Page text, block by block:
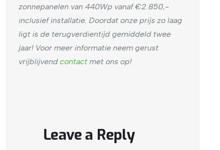
zonnepanelen van 440Wp vanaf €2.850,-
inclusief installatie. Doordat onze prijs zo laag
ligt is de terugverdientijd gemiddeld twee
jaar! Voor meer informatie neem gerust
vrijblijvend contact met ons op!
Leave a Reply